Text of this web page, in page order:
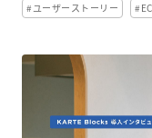
#ユーザーストーリー